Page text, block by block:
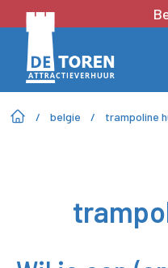
/ belgie / trampoline